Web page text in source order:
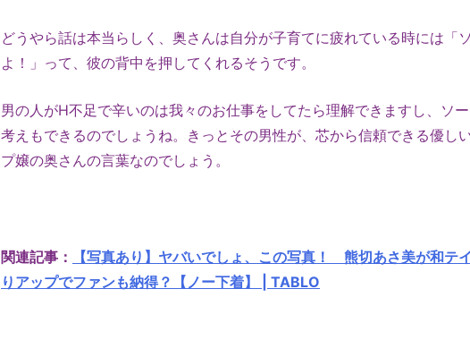
どうやら話は本当らしく、奥さんは自分が子育てに疲れている時には「
よ！」って、彼の背中を押してくれるそうです。
男の人がH不足で辛いのは我々のお仕事をしてたら理解できますし、ソ
考えもできるのでしょうね。きっとその男性が、芯から信頼できる優し
プ嬢の奥さんの言葉なのでしょう。
関連記事：
【写真あり】ヤバいでしょ、この写真！ 熊切あさ美が和テ
りアップでファンも納得？【ノー下着】 | TABLO